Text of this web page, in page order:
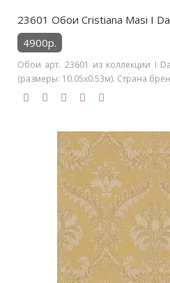
23601 Обои Cristiana Masi I
4900р.
Обои арт. 23601 из коллекции I
(размеры: 10.05х0.53м). Страна